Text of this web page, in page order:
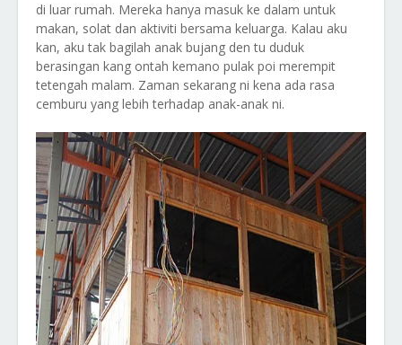
di luar rumah. Mereka hanya masuk ke dalam untuk
makan, solat dan aktiviti bersama keluarga. Kalau aku
kan, aku tak bagilah anak bujang den tu duduk
berasingan kang ontah kemano pulak poi merempit
tetengah malam. Zaman sekarang ni kena ada rasa
cemburu yang lebih terhadap anak-anak ni.